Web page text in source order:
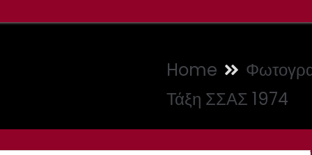
Home
Τάξη ΣΣΑΣ 1974